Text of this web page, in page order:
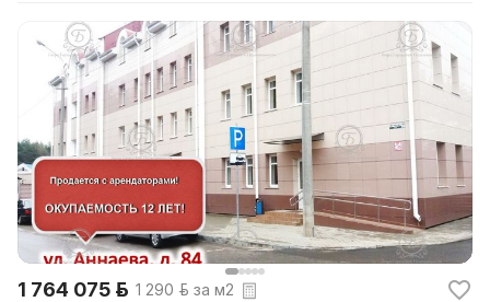
1 764 075 р. 1 290 р. за м2